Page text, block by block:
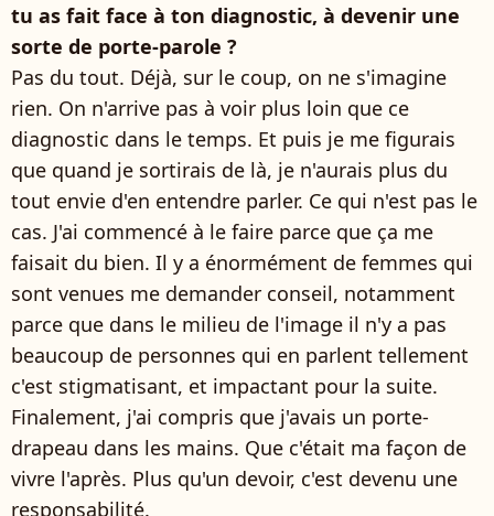
tu as fait face à ton diagnostic, à devenir une
sorte de porte-parole ?
Pas du tout. Déjà, sur le coup, on ne s'imagine
rien. On n'arrive pas à voir plus loin que ce
diagnostic dans le temps. Et puis je me figurais
que quand je sortirais de là, je n'aurais plus du
tout envie d'en entendre parler. Ce qui n'est pas le
cas. J'ai commencé à le faire parce que ça me
faisait du bien. Il y a énormément de femmes qui
sont venues me demander conseil, notamment
parce que dans le milieu de l'image il n'y a pas
beaucoup de personnes qui en parlent tellement
c'est stigmatisant, et impactant pour la suite.
Finalement, j'ai compris que j'avais un porte-
drapeau dans les mains. Que c'était ma façon de
vivre l'après. Plus qu'un devoir, c'est devenu une
responsabilité.